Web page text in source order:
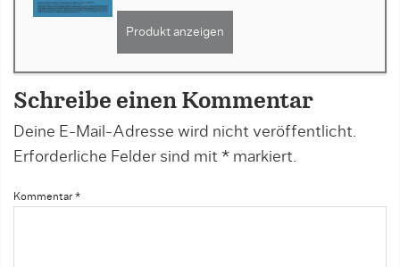
Produkt anzeigen
Schreibe einen Kommentar
Deine E-Mail-Adresse wird nicht veröffentlicht.
Erforderliche Felder sind mit * markiert.
Kommentar *